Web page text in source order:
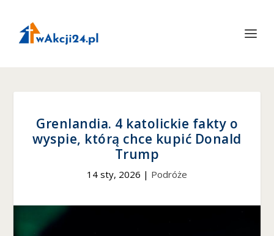
Grenlandia. 4 katolickie fakty o
wyspie, którą chce kupić Donald
Trump
14 sty, 2026 | Podróże